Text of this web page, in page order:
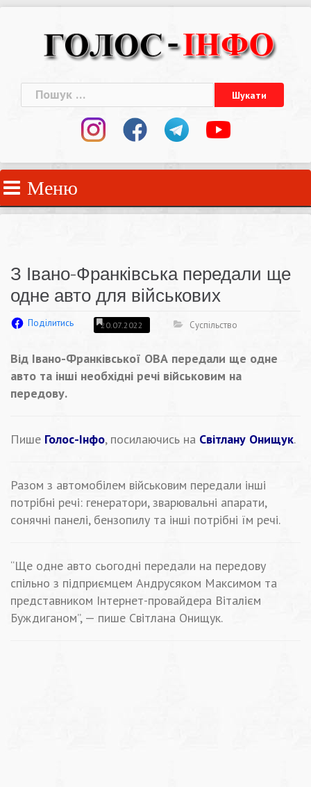
Пошук:
Меню
З Івано-Франківська передали ще
одне авто для військових
Поділитись 20.07.2022 Суспільство
Від Івано-Франківської ОВА передали ще одне
авто та інші необхідні речі військовим на
передову.
Пише Голос-Інфо, посилаючись на Світлану Онищук.
Разом з автомобілем військовим передали інші
потрібні речі: генератори, зварювальні апарати,
сонячні панелі, бензопилу та інші потрібні їм речі.
“Ще одне авто сьогодні передали на передову
спільно з підприємцем Андрусяком Максимом та
представником Інтернет-провайдера Віталієм
Буждиганом”, — пише Світлана Онищук.